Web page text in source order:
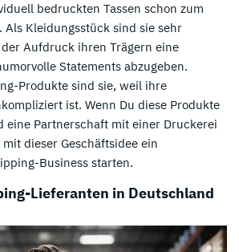
bedruckten Tassen schon zum
Als Kleidungsstück sind sie sehr
Aufdruck ihren Trägern eine
Statements abzugeben.
Produkte sind sie, weil ihre
ist. Wenn Du diese Produkte
eine Partnerschaft mit einer Druckerei
dieser Geschäftsidee ein
Business starten.
Lieferanten in Deutschland